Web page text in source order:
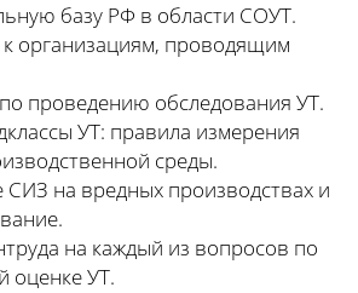
базу РФ в области СОУТ.
организациям, проводящим
проведению обследования УТ.
УТ: правила измерения
среды.
на вредных производствах и
на каждый из вопросов по
оценке УТ.